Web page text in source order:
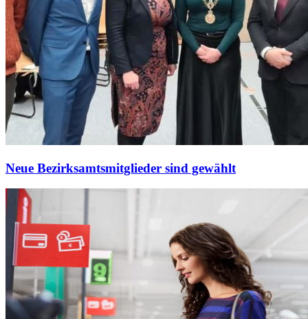
Neue Bezirksamtsmitglieder sind gewählt